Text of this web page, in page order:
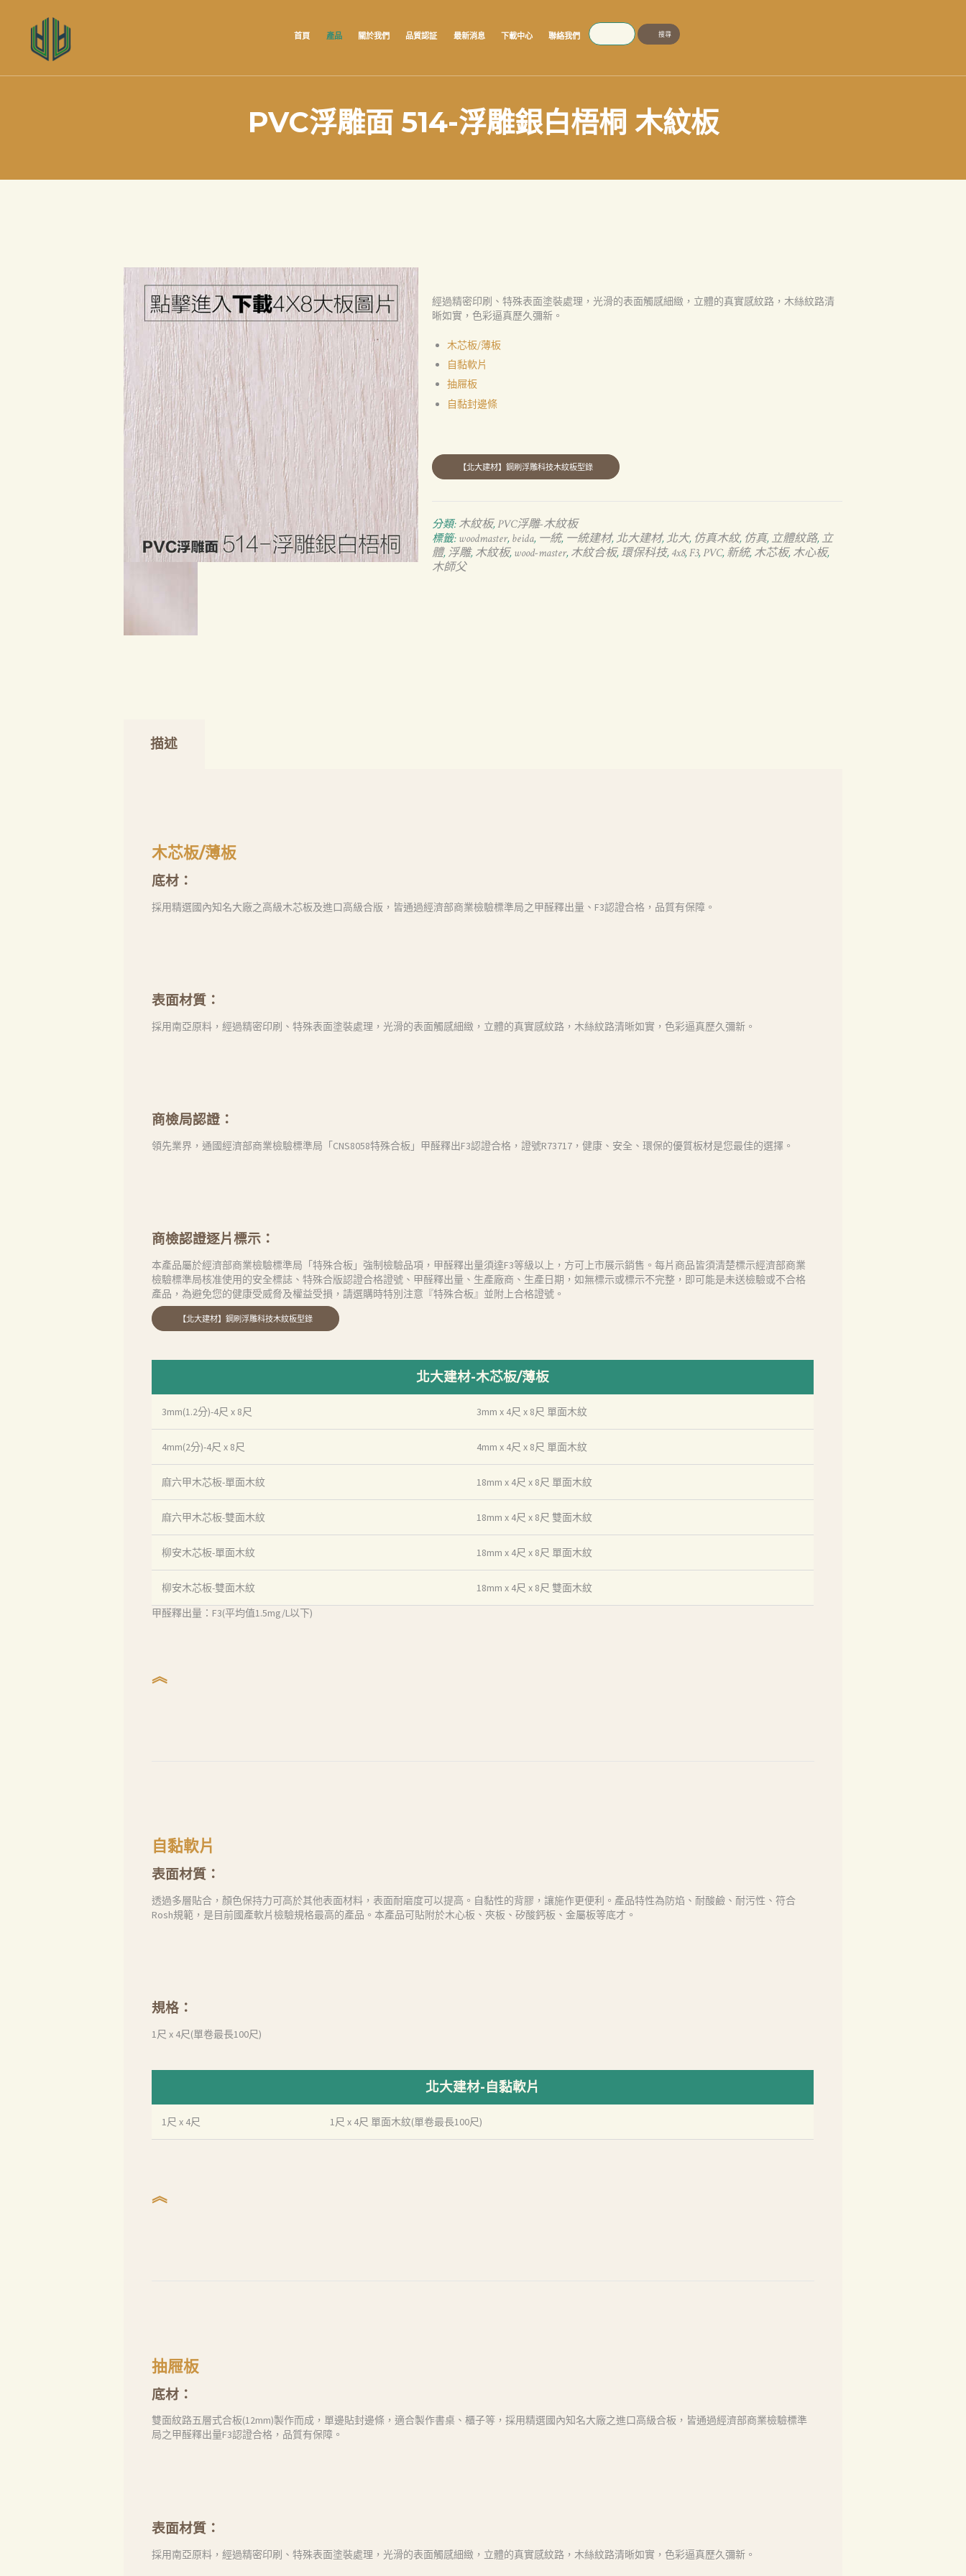
首頁 產品 關於我們 品質認証 最新消息 下載中心 聯絡我們
SEARCH
PVC浮雕面 514-浮雕銀白梧桐 木紋板
經過精密印刷、特殊表面塗裝處理，光滑的表面觸感細緻，立體的真實感紋路，木絲紋路清
晰如實，色彩逼真歷久彌新。
木芯板/薄板
自黏軟片
抽屜板
自黏封邊條
分類: 木紋板,PVC浮雕-木紋板
標籤: woodmaster, beida, 一統, 一統建材,北大建材,北大, 仿真木紋, 仿真, 立體紋路, 立
體, 浮雕, 木紋板, wood-master, 木紋合板, 環保科技, 4x8,F3,PVC, 新統, 木芯板, 木心板,
木師父
描述
木芯板/薄板
底材：
採用精選國內知名大廠之高級木芯板及進口高級合版，皆通過經濟部商業檢驗標準局之甲醛釋出量、F3認證合格，品質有保障。
表面材質：
採用南亞原料，經過精密印刷、特殊表面塗裝處理，光滑的表面觸感細緻，立體的真實感紋路，木絲紋路清晰如實，色彩逼真歷久彌新。
商檢局認證：
領先業界，通國經濟部商業檢驗標準局「CNS8058特殊合板」甲醛釋出F3認證合格，證號R73717，健康、安全、環保的優質板材是您最佳的選擇。
商檢認證逐片標示：
本產品屬於經濟部商業檢驗標準局「特殊合板」強制檢驗品項，甲醛釋出量須達F3等級以上，方可上市展示銷售。每片商品皆須清楚標示經濟部商業
檢驗標準局核准使用的安全標誌、特殊合版認證合格證號、甲醛釋出量、生產廠商、生產日期，如無標示或標示不完整，即可能是未送檢驗或不合格
產品，為避免您的健康受威脅及權益受損，請選購時特別注意『特殊合板』並附上合格證號。
北大建材-木芯板/薄板
3mm(1.2分)-4尺 x 8尺 3mm x 4尺 x 8尺 單面木紋
4mm(2分)-4尺 x 8尺 4mm x 4尺 x 8尺 單面木紋
麻六甲木芯板-單面木紋 18mm x 4尺 x 8尺 單面木紋
麻六甲木芯板-雙面木紋 18mm x 4尺 x 8尺 雙面木紋
柳安木芯板-單面木紋 18mm x 4尺 x 8尺 單面木紋
柳安木芯板-雙面木紋
18mm x 4尺 x 8尺 雙面木紋
甲醛釋出量：F3(平均值1.5mg/L以下)
︽
自黏軟片
表面材質：
透過多層貼合，顏色保持力可高於其他表面材料，表面耐磨度可以提高。自黏性的背膠，讓施作更便利。產品特性為防焰、耐酸鹼、耐污性、符合
Rosh規範，是目前國產軟片檢驗規格最高的產品。本產品可貼附於木心板、夾板、矽酸鈣板、金屬板等底才。
規格：
1尺 x 4尺(單卷最長100尺)
北大建材-自黏軟片
1尺 x 4尺 1尺 x 4尺 單面木紋(單卷最長100尺)
︽
抽屜板
底材：
雙面紋路五層式合板(12mm)製作而成，單邊貼封邊條，適合製作書桌、櫃子等，採用精選國內知名大廠之進口高級合板，皆通過經濟部商業檢驗標準
局之甲醛釋出量F3認證合格，品質有保障。
表面材質：
採用南亞原料，經過精密印刷、特殊表面塗裝處理，光滑的表面觸感細緻，立體的真實感紋路，木絲紋路清晰如實，色彩逼真歷久彌新。